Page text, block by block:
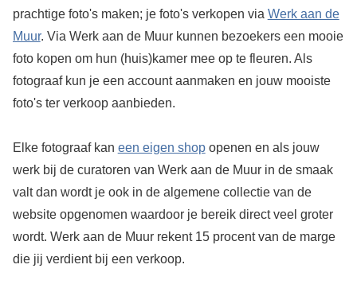
prachtige foto's maken; je foto's verkopen via Werk aan de
Muur. Via Werk aan de Muur kunnen bezoekers een mooie
foto kopen om hun (huis)kamer mee op te fleuren. Als
fotograaf kun je een account aanmaken en jouw mooiste
foto's ter verkoop aanbieden.
Elke fotograaf kan een eigen shopopenen en als jouw
werk bij de curatoren van Werk aan de Muur in de smaak
valt dan wordt je ook in de algemene collectie van de
website opgenomen waardoor je bereik direct veel groter
wordt. Werk aan de Muur rekent 15 procent van de marge
die jij verdient bij een verkoop.